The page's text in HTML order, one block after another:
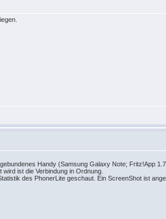
Handy (Samsung Galaxy Note; Fritz!App
ist die Verbindung in Ordnung.
des PhonerLite geschaut. Ein ScreenShot ist